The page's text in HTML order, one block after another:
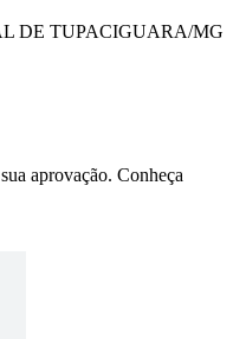
DE TUPACIGUARA/MG
aprovação. Conheça